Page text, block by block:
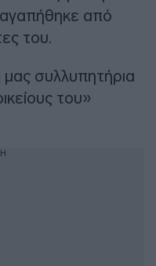
αγαπήθηκε από
του.
μας συλλυπητήρια
του»